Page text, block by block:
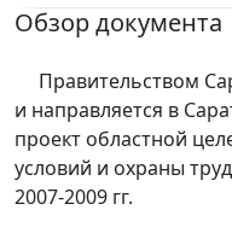
Обзор документа
Правительством
и направляется в
проект областной
условий и охраны
2007-2009 гг.